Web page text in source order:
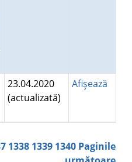
23.04.2020
(actualizată)
Afişează
1338 1339 1340 Paginile